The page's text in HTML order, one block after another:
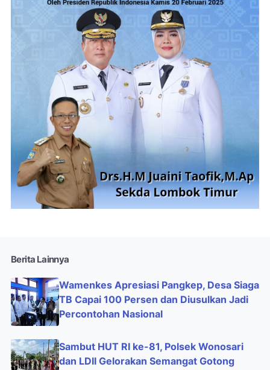
Berita Lainnya
Wamenkes Apresiasi Pangkep, Desa Siaga
TB Capai 100 Persen dan Diusulkan Jadi
Percontohan Nasional
Sambut HUT RI ke-81, Polsek Wonosari
dan LDII Gelorakan Semangat Gotong